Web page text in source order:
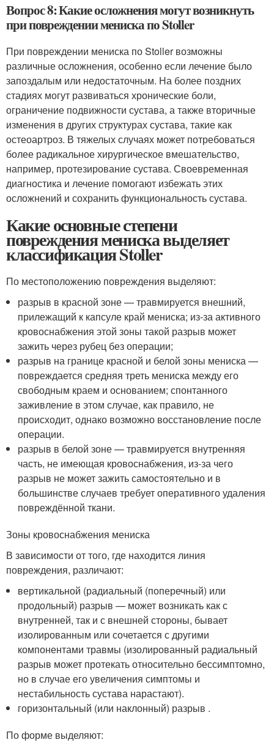
Вопрос 8: Какие осложнения могут возникнуть
при повреждении мениска по Stoller
При повреждении мениска по Stoller возможны
различные осложнения, особенно если лечение было
запоздалым или недостаточным. На более поздних
стадиях могут развиваться хронические боли,
ограничение подвижности сустава, а также вторичные
изменения в других структурах сустава, такие как
остеоартроз. В тяжелых случаях может потребоваться
более радикальное хирургическое вмешательство,
например, протезирование сустава. Своевременная
диагностика и лечение помогают избежать этих
осложнений и сохранить функциональность сустава.
Какие основные степени
повреждения мениска выделяет
классификация Stoller
По местоположению повреждения выделяют:
разрыв в красной зоне — травмируется внешний,
прилежащий к капсуле край мениска; из-за активного
кровоснабжения этой зоны такой разрыв может
зажить через рубец без операции;
разрыв на границе красной и белой зоны мениска —
повреждается средняя треть мениска между его
свободным краем и основанием; спонтанного
заживление в этом случае, как правило, не
происходит, однако возможно восстановление после
операции.
разрыв в белой зоне — травмируется внутренняя
часть, не имеющая кровоснабжения, из-за чего
разрыв не может зажить самостоятельно и в
большинстве случаев требует оперативного удаления
повреждённой ткани.
Зоны кровоснабжения мениска
В зависимости от того, где находится линия
повреждения, различают:
вертикальной (радиальный (поперечный) или
продольный) разрыв — может возникать как с
внутренней, так и с внешней стороны, бывает
изолированным или сочетается с другими
компонентами травмы (изолированный радиальный
разрыв может протекать относительно бессимптомно,
но в случае его увеличения симптомы и
нестабильность сустава нарастают).
горизонтальный (или наклонный) разрыв .
По форме выделяют: